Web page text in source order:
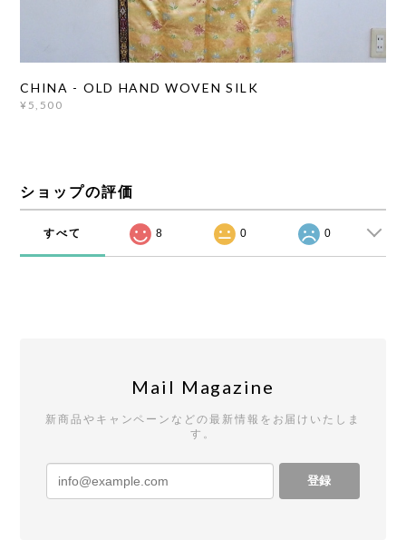
CHINA - OLD HAND WOVEN SILK
¥5,500
ショップの評価
すべて 8 0 0
Mail Magazine
新商品やキャンペーンなどの最新情報をお届けいたしま
す。
登録